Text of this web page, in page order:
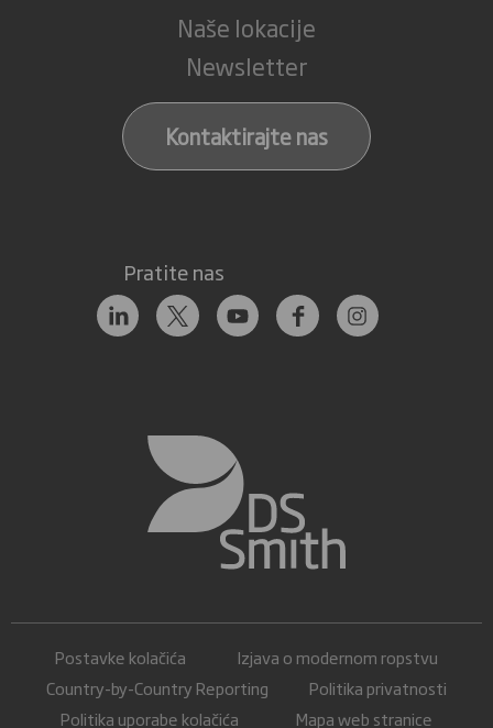
Naše lokacije
Newsletter
Kontaktirajte nas
Pratite nas
Postavke kolačića
Izjava o modernom ropstvu
Country-by-Country Reporting
Politika privatnosti
Politika uporabe kolačića
Mapa web stranice